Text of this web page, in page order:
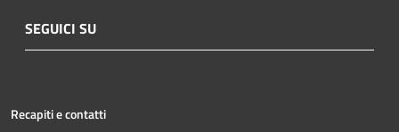
SEGUICI SU
Recapiti e contatti